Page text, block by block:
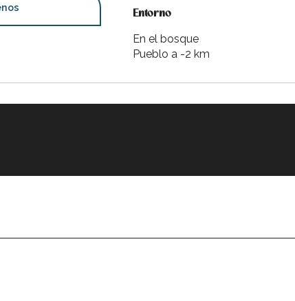
Entorno
Entorno
En el bosque
Pueblo a -2 km